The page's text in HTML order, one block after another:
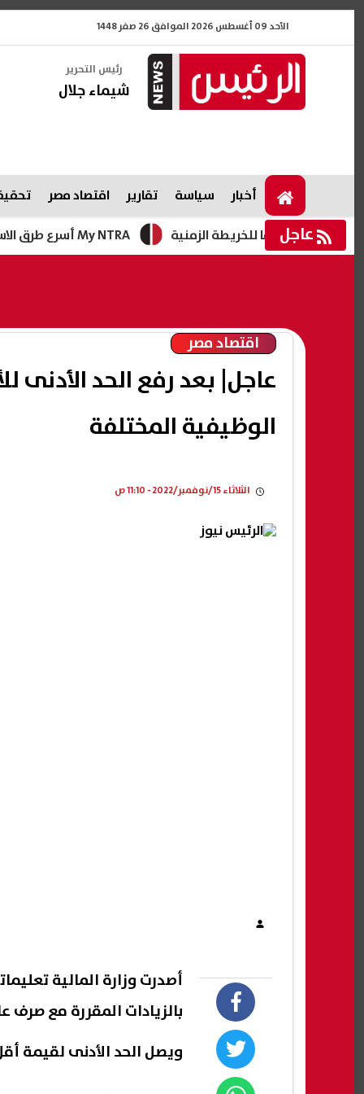
الأحد 09 أغسطس 2026 الموافق 26 صفر 1448
رئيس التحرير
شيماء جلال
أخبار سياسة تقارير اقتصاد مصر
عاجل My NTRA أسرع طرق الاستعلام عن الارقام المسجلة باسمي 2026؟
اقتصاد مصر
عاجل| بعد رفع الحد الأدنى
الوظيفية المختلفة
الثلاثاء 15/نوفمبر/2022 - 11:10 ص
أصدرت وزارة المالية
بالزيادات المقررة مع صرف
ويصل الحد الأدنى لقيمة أقل